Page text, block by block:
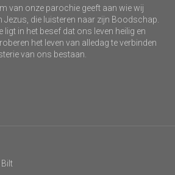
van onze parochie geeft aan wie wij
Jezus, die luisteren naar zijn Boodschap.
ligt in het besef dat ons leven heilig en
het leven van alledag te verbinden
van ons bestaan.